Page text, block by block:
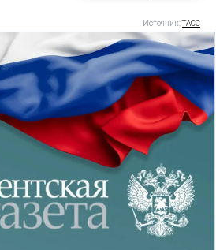
Источник:ТАСС